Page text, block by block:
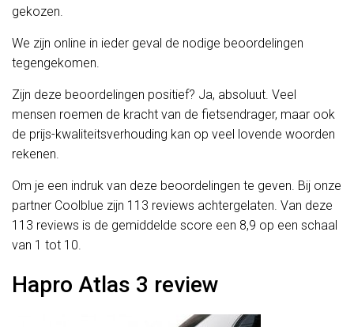
gekozen.
We zijn online in ieder geval de nodige beoordelingen
tegengekomen.
Zijn deze beoordelingen positief? Ja, absoluut. Veel
mensen roemen de kracht van de fietsendrager, maar ook
de prijs-kwaliteitsverhouding kan op veel lovende woorden
rekenen.
Om je een indruk van deze beoordelingen te geven. Bij onze
partner Coolblue zijn 113 reviews achtergelaten. Van deze
113 reviews is de gemiddelde score een 8,9 op een schaal
van 1 tot 10.
Hapro Atlas 3 review